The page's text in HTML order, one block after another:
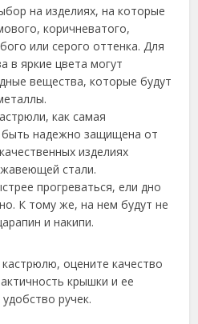
на изделиях, на которые
коричневатого,
или серого оттенка. Для
в яркие цвета могут
вещества, которые будут
как самая
быть надежно защищена от
изделиях
стали.
прогреваться, ели дно
К тому же, на нем будут не
и накипи.
оцените качество
крышки и ее
ручек.